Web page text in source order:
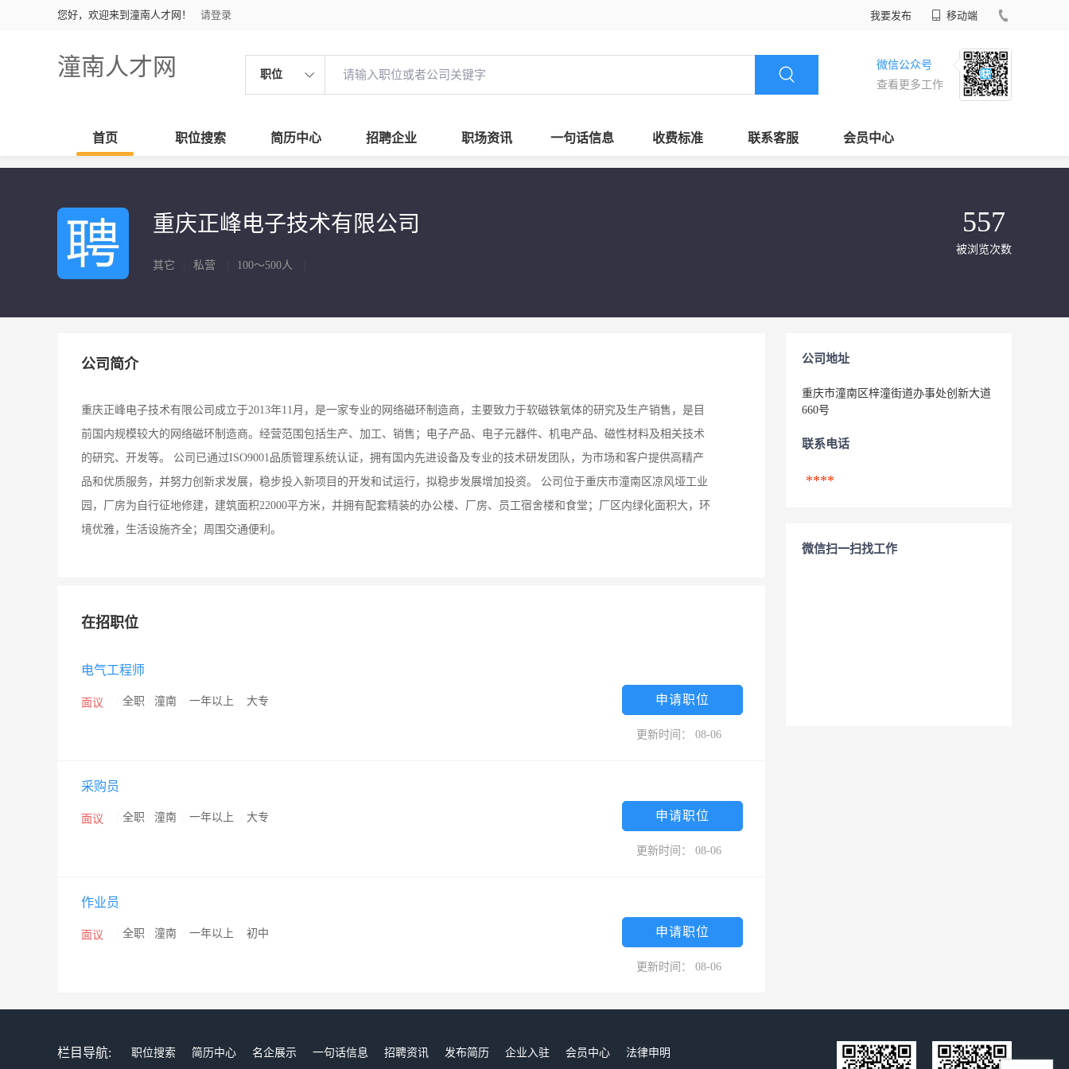
您好，欢迎来到潼南人才网！ 请登录 我要发布 移动端
潼南人才网 职位
微信公众号
查看更多工作
首页 职位搜索 简历中心 招聘企业 职场资讯 一句话信息 收费标准 联系客服 会员中心
重庆正峰电子技术有限公司
其它 私营 100～500人
557
被浏览次数
公司简介
重庆正峰电子技术有限公司成立于2013年11月，是一家专业的网络磁环制造商，主要致力于软磁铁氧体的研究及生产销售，是目
前国内规模较大的网络磁环制造商。经营范围包括生产、加工、销售；电子产品、电子元器件、机电产品、磁性材料及相关技术
的研究、开发等。 公司已通过ISO9001品质管理系统认证，拥有国内先进设备及专业的技术研发团队，为市场和客户提供高精产
品和优质服务，并努力创新求发展，稳步投入新项目的开发和试运行，拟稳步发展增加投资。 公司位于重庆市潼南区凉风垭工业
园，厂房为自行征地修建，建筑面积22000平方米，并拥有配套精装的办公楼、厂房、员工宿舍楼和食堂；厂区内绿化面积大，环
境优雅，生活设施齐全；周围交通便利。
在招职位
电气工程师
面议 全职 潼南 一年以上 大专 申请职位
更新时间： 08-06
采购员
面议 全职 潼南 一年以上 大专 申请职位
更新时间： 08-06
作业员
面议 全职 潼南 一年以上 初中 申请职位
更新时间： 08-06
公司地址
重庆市潼南区梓潼街道办事处创新大道
660号
联系电话
****
微信扫一扫找工作
栏目导航: 职位搜索 简历中心 名企展示 一句话信息 招聘资讯 发布简历 企业入驻 会员中心 法律申明